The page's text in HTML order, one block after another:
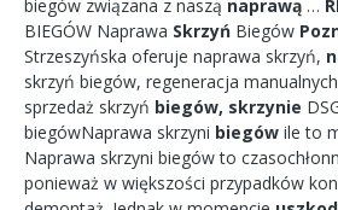
biegów związana z naszą naprawą …
BIEGÓW Naprawa Skrzyń Biegów
Strzeszyńska oferuje naprawa skrzyń,
skrzyń biegów, regeneracja manualnych
sprzedaż skrzyń biegów, skrzynie
biegówNaprawa skrzyni biegów ile to
Naprawa skrzyni biegówto
ponieważ w większości przypadków